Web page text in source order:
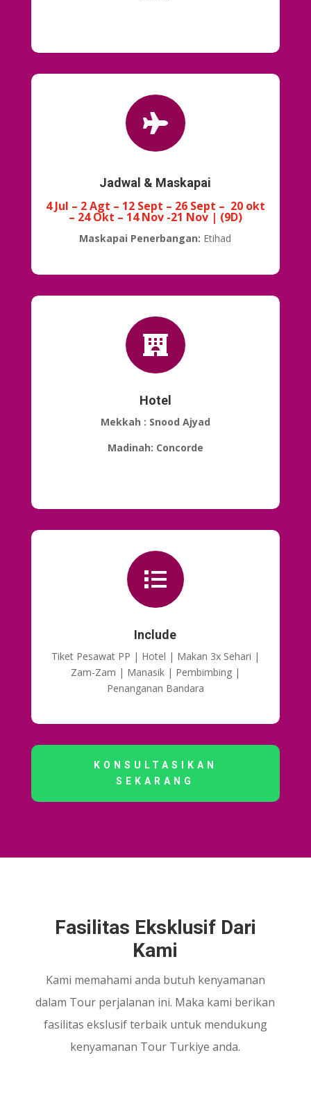

Jadwal & Maskapai
4 Jul – 2 Agt – 12 Sept – 26 Sept – 20 okt
– 24 Okt – 14 Nov -21 Nov | (9D)
Maskapai Penerbangan: Etihad

Hotel
Mekkah : Snood Ajyad
Madinah: Concorde

Include
Tiket Pesawat PP | Hotel | Makan 3x Sehari |
Zam-Zam | Manasik | Pembimbing |
Penanganan Bandara
KONSULTASIKAN
SEKARANG
Fasilitas Eksklusif Dari
Kami
Kami memahami anda butuh kenyamanan
dalam Tour perjalanan ini. Maka kami berikan
fasilitas ekslusif terbaik untuk mendukung
kenyamanan Tour Turkiye anda.